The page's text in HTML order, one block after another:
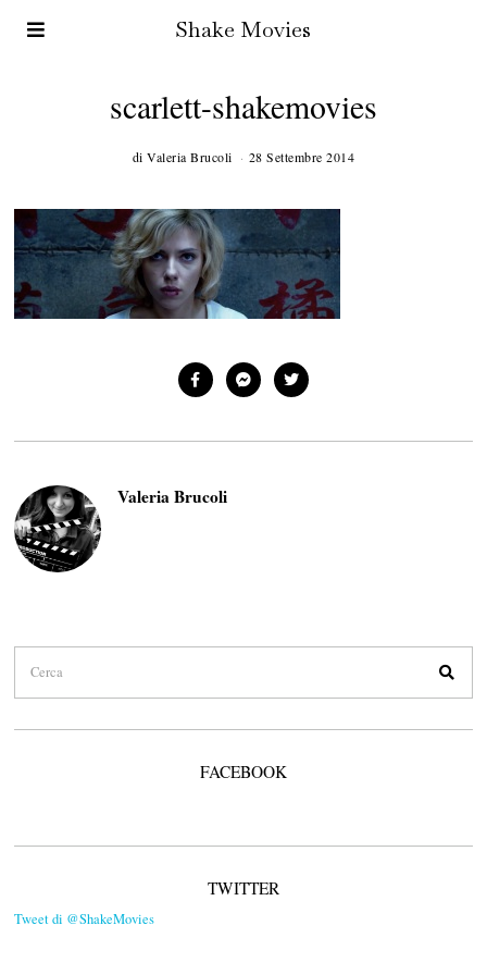
Shake Movies
scarlett-shakemovies
diValeria Brucoli 28 Settembre 2014
Valeria Brucoli
FACEBOOK
TWITTER
Tweet di @ShakeMovies